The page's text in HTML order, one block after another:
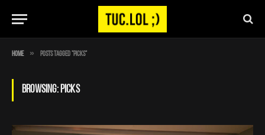
Home » Posts Tagged "Picks"
BROWSING:PICKS